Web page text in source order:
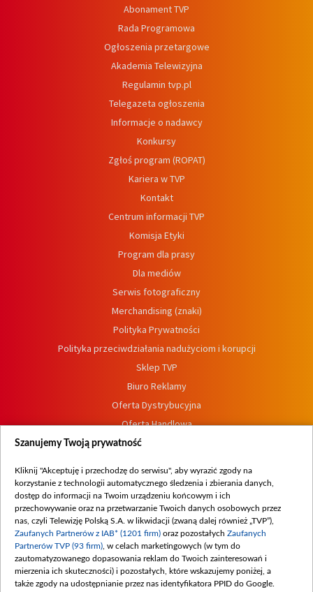
Abonament TVP
Rada Programowa
Ogłoszenia przetargowe
Akademia Telewizyjna
Regulamin tvp.pl
Telegazeta ogłoszenia
Informacje o nadawcy
Konkursy
Zgłoś program (ROPAT)
Kariera w TVP
Kontakt
Centrum informacji TVP
Komisja Etyki
Program dla prasy
Dla mediów
Serwis fotograficzny
Merchandising (znaki)
Polityka Prywatności
Polityka przeciwdziałania nadużyciom i korupcji
Sklep TVP
Biuro Reklamy
Oferta Dystrybucyjna
Oferta Handlowa
Dostępność
Procedura zgłoszeń wewnętrznych
Szanujemy Twoją prywatność
Kliknij "Akceptuję i przechodzę do serwisu", aby wyrazić zgody na
korzystanie z technologii automatycznego śledzenia i zbierania danych,
dostęp do informacji na Twoim urządzeniu końcowym i ich
przechowywanie oraz na przetwarzanie Twoich danych osobowych przez
nas, czyli Telewizję Polską S.A. w likwidacji (zwaną dalej również „TVP”),
Zaufanych Partnerów z IAB* (1201 firm) oraz pozostałych Zaufanych
Partnerów TVP (93 firm) , w celach marketingowych (w tym do
zautomatyzowanego dopasowania reklam do Twoich zainteresowań i
mierzenia ich skuteczności) i pozostałych, które wskazujemy poniżej, a
także zgody na udostępnianie przez nas identyfikatora PPID do Google.